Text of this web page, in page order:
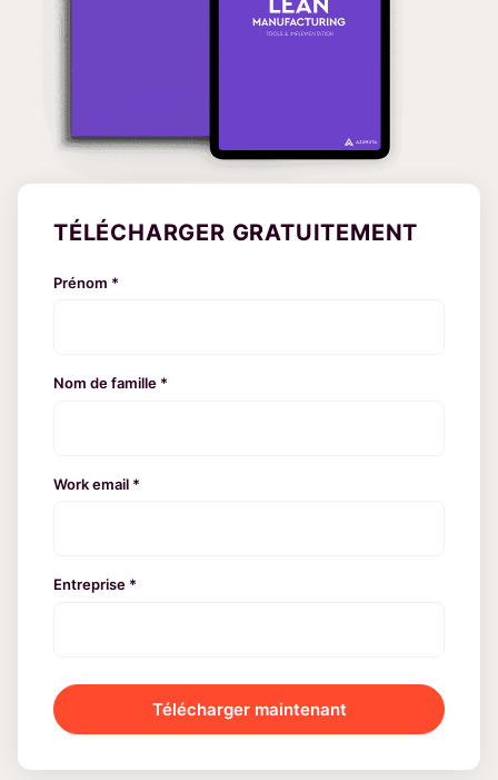
TÉLÉCHARGER GRATUITEMENT
Prénom *
Nom de famille *
Work email *
Entreprise *
Télécharger maintenant